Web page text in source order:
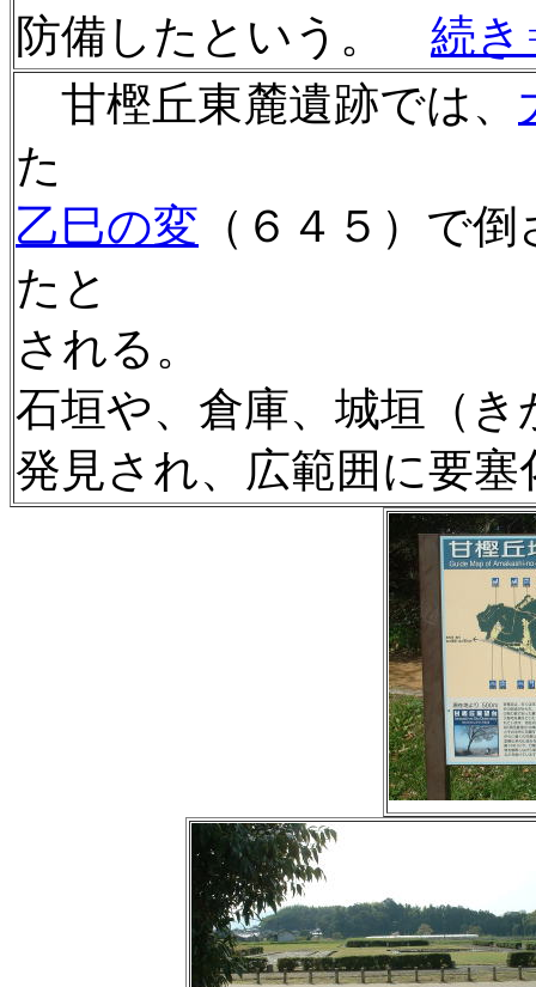
防備したという。 続
甘樫丘東麓遺跡では、
た
乙巳の変 （６４５）で
たと
される。
石垣や、倉庫、城垣（
発見され、広範囲に要